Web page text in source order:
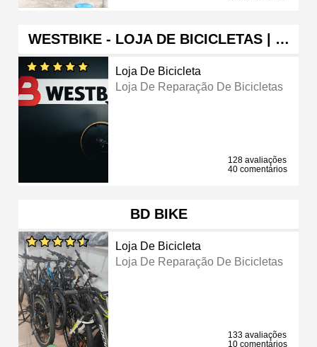
WESTBIKE - LOJA DE BICICLETAS | …
Loja De Bicicleta
Loja De Reparação De Bicicletas
128 avaliações
40 comentários
BD BIKE
Loja De Bicicleta
Loja De Reparação De Bicicletas
133 avaliações
10 comentários